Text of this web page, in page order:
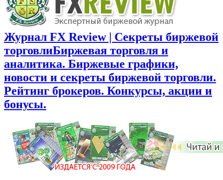
Журнал FX Review | Секреты биржевой
торговлиБиржевая торговля и
аналитика. Биржевые графики,
новости и секреты биржевой торговли.
Рейтинг брокеров. Конкурсы, акции и
бонусы.